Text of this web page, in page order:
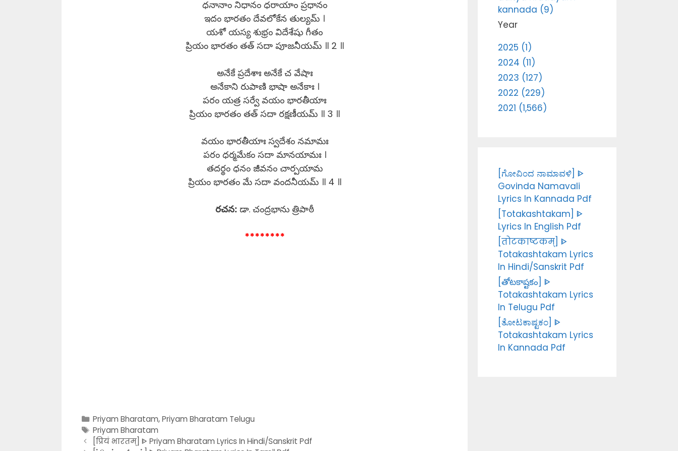
ధనానాం నిధానం ధరాయాం ప్రధానం
ఇదం భారతం దేవలోకేన తుల్యమ్ ।
యశో యస్య శుభ్రం విదేశేషు గీతం
ప్రియం భారతం తత్ సదా పూజనీయమ్ ॥ 2 ॥
అనేకే ప్రదేశాః అనేకే చ వేషాః
అనేకాని రుపాణి భాషా అనేకాః ।
పరం యత్ర సర్వే వయం భారతీయాః
ప్రియం భారతం తత్ సదా రక్షణీయమ్ ॥ 3 ॥
వయం భారతీయాః స్వదేశం నమామః
పరం ధర్మమేకం సదా మానయామః ।
తదర్థం ధనం జీవనం చార్పయామ
ప్రియం భారతం మే సదా వందనీయమ్ ॥ 4 ॥
రచన: డా. చంద్రభాను త్రిపాఠీ
********
Categories
Priyam Bharatam,Priyam Bharatam Telugu
Tags
Priyam Bharatam
[प्रियं भारतम्] ᐈ Priyam Bharatam Lyrics In Hindi/Sanskrit Pdf
kannada (9)
Year
2025 (1)
2024 (11)
2023 (127)
2022 (229)
2021 (1,566)
[ಗೋವಿಂದ ನಾಮಾವಳಿ] ᐈ
Govinda Namavali
Lyrics In Kannada Pdf
[Totakashtakam] ᐈ
Lyrics In English Pdf
[तोटकाष्टकम्] ᐈ
Totakashtakam Lyrics
In Hindi/Sanskrit Pdf
[తోటకాష్టకం] ᐈ
Totakashtakam Lyrics
In Telugu Pdf
[ತೋಟಕಾಷ್ಟಕಂ] ᐈ
Totakashtakam Lyrics
In Kannada Pdf